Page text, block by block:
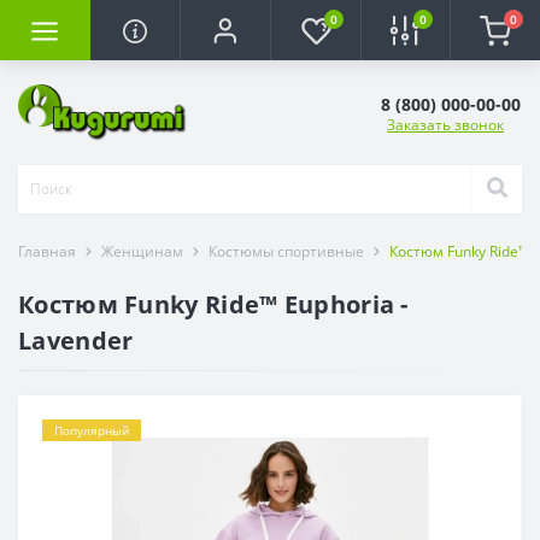
0 0 0
8 (800) 000-00-00
Заказать звонок
Главная Женщинам Костюмы спортивные Костюм Funky Ride™
Костюм Funky Ride™ Euphoria -
Lavender
Популярный